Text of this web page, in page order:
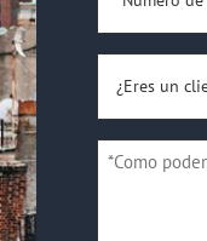
un
nuevo?
*Como